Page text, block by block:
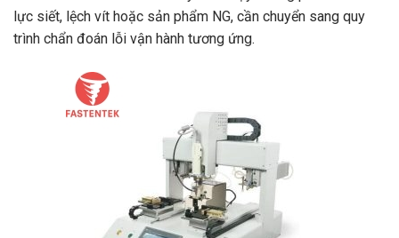
lực siết, lệch vít hoặc sản phẩm NG, cần chuyển sang quy
trình chẩn đoán lỗi vận hành tương ứng.